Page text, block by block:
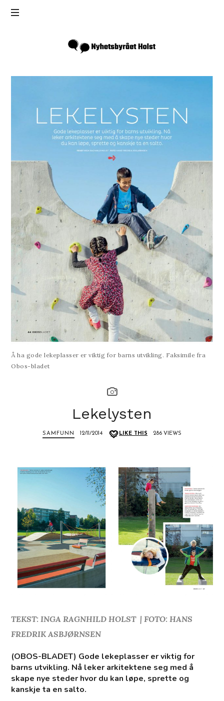
Inga
Holst
Å ha gode lekeplasser er viktig for barns utvikling. Faksimile fra
Obos-bladet
Lekelysten
SAMFUNN 12/11/2014 LIKE THIS 286 VIEWS
TEKST: INGA RAGNHILD HOLST | FOTO: HANS
FREDRIK ASBJØRNSEN
(OBOS-BLADET) Gode lekeplasser er viktig for
barns utvikling. Nå leker arkitektene seg med å
skape nye steder hvor du kan løpe, sprette og
kanskje ta en salto.